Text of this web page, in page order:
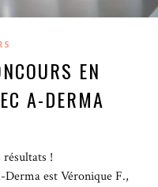
EN
A-DERMA
résultats !
Derma est Véronique F.,